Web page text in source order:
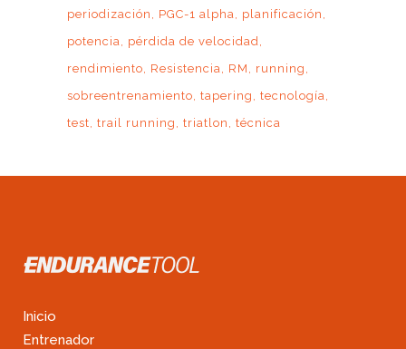
periodización
PGC-1 alpha
planificación
potencia
pérdida de velocidad
rendimiento
Resistencia RM
running
sobreentrenamiento tapering
tecnología
test trail running triatlon técnica
Inicio
Entrenador